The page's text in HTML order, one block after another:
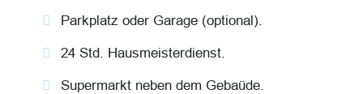
Parkplatz oder Garage (optional).
24 Std. Hausmeisterdienst.
Supermarkt neben dem Gebaüde.